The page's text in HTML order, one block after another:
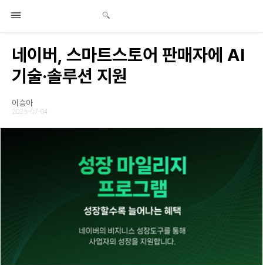
네이버, 스마트스토어 판매자에 AI
기술·솔루션 지원
이승아
2025-07-04